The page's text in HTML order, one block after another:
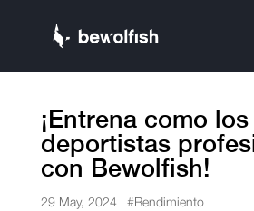
¡Entrena como los
deportistas
con Bewolfish!
29 May, 2024 | #Rendimiento